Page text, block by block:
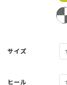
サイズ
ヒール